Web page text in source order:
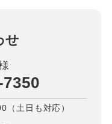
せ
（土日も対応）